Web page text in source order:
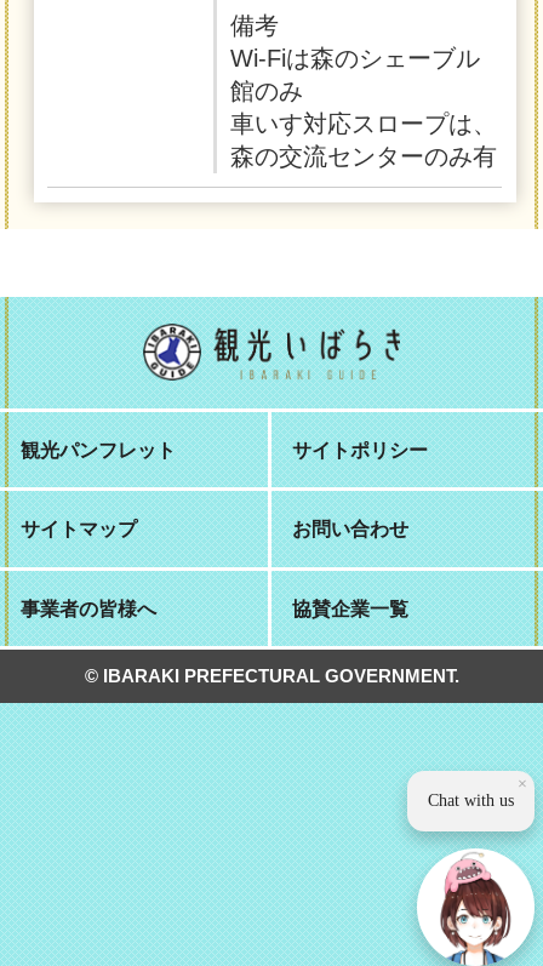
備考
Wi-Fiは森のシェーブル
館のみ
車いす対応スロープは、
森の交流センターのみ有
観光パンフレット サイトポリシー
サイトマップ お問い合わせ
事業者の皆様へ 協賛企業一覧
© IBARAKI PREFECTURAL GOVERNMENT.
×
Chat with us